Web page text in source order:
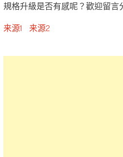
規格升級是否有感呢？歡迎留言
来源1 来源2